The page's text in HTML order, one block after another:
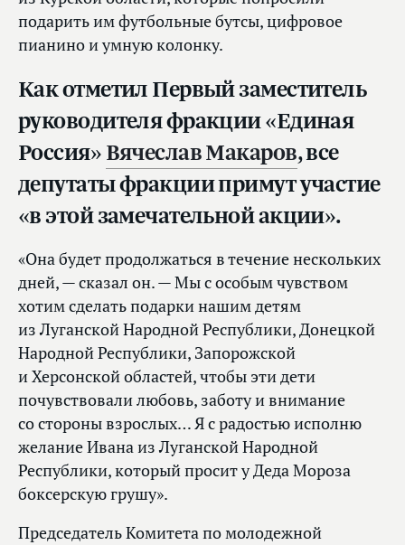
подарить им футбольные бутсы, цифровое
пианино и умную колонку.
Как отметил Первый заместитель
руководителя фракции «Единая
Россия»Вячеслав Макаров, все
депутаты фракции примут участие
«в этой замечательной акции».
«Она будет продолжаться в течение нескольких
дней, — сказал он. — Мы с особым чувством
хотим сделать подарки нашим детям
из Луганской Народной Республики, Донецкой
Народной Республики, Запорожской
и Херсонской областей, чтобы эти дети
почувствовали любовь, заботу и внимание
со стороны взрослых… Я с радостью исполню
желание Ивана из Луганской Народной
Республики, который просит у Деда Мороза
боксерскую грушу».
Председатель Комитета по молодежной